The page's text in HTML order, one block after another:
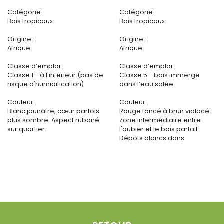
Catégorie :
Bois tropicaux
Origine :
Afrique
Classe d’emploi :
Classe 1 - à l'intérieur (pas de
risque d'humidification)
Couleur :
Blanc jaunâtre, cœur parfois
plus sombre. Aspect rubané
sur quartier.
Catégorie :
Bois tropicaux
Origine :
Afrique
Classe d’emploi :
Classe 5 - bois immergé
dans l’eau salée
Couleur :
Rouge foncé à brun violacé.
Zone intermédiaire entre
l'aubier et le bois parfait.
Dépôts blancs dans